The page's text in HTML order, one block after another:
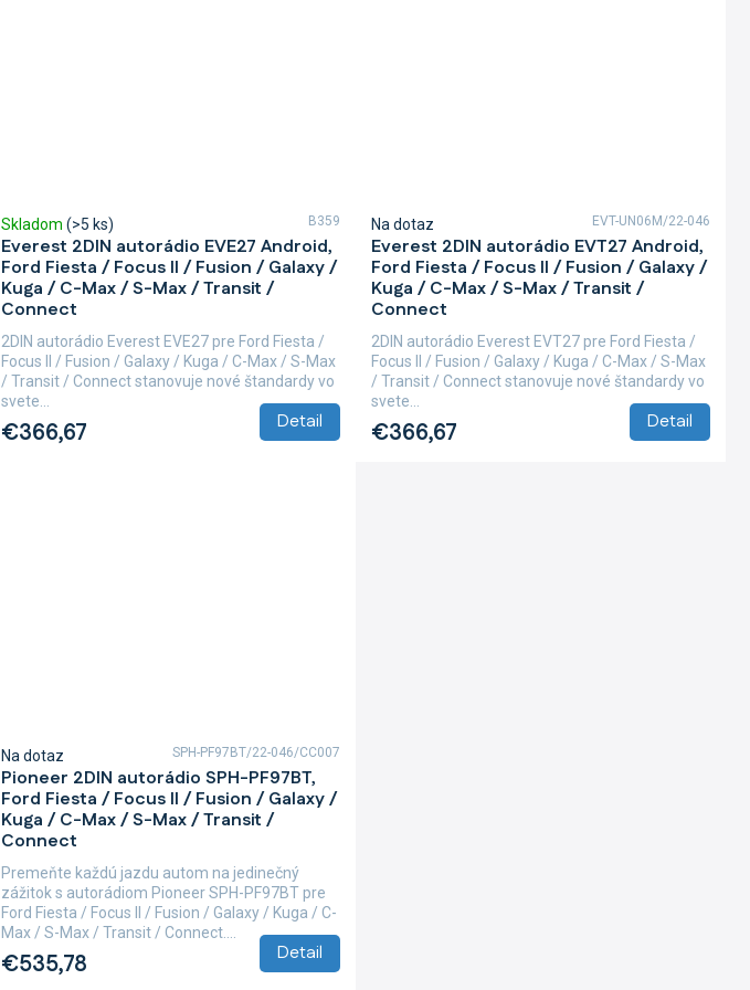
Everest 2DIN autorádio EVE27 Android,
Ford Fiesta / Focus II / Fusion / Galaxy /
Kuga / C-Max / S-Max / Transit /
Connect
Skladom (>5 ks)
€366,67 Detail
2DIN autorádio Everest EVE27 pre Ford Fiesta /
Focus II / Fusion / Galaxy / Kuga / C-Max / S-Max
/ Transit / Connect stanovuje nové štandardy vo
svete...
B359
Everest 2DIN autorádio EVT27 Android,
Ford Fiesta / Focus II / Fusion / Galaxy /
Kuga / C-Max / S-Max / Transit /
Connect
Na dotaz
€366,67 Detail
2DIN autorádio Everest EVT27 pre Ford Fiesta /
Focus II / Fusion / Galaxy / Kuga / C-Max / S-Max
/ Transit / Connect stanovuje nové štandardy vo
svete...
EVT-UN06M/22-046
Pioneer 2DIN autorádio SPH-PF97BT,
Ford Fiesta / Focus II / Fusion / Galaxy /
Kuga / C-Max / S-Max / Transit /
Connect
Na dotaz
€535,78 Detail
Premeňte každú jazdu autom na jedinečný
zážitok s autorádiom Pioneer SPH-PF97BT pre
Ford Fiesta / Focus II / Fusion / Galaxy / Kuga / C-
Max / S-Max / Transit / Connect....
SPH-PF97BT/22-046/CC007